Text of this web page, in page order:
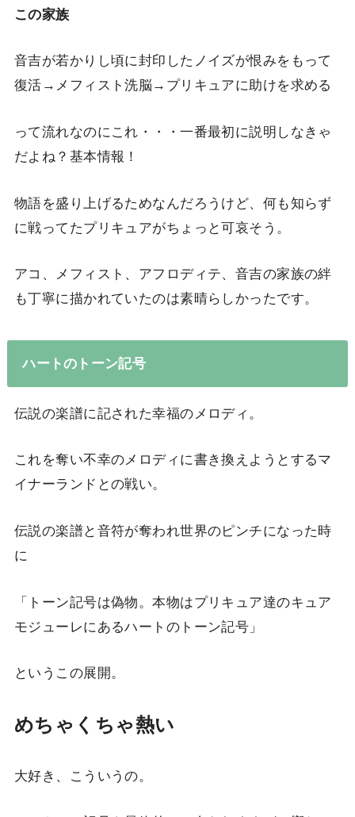
この家族
音吉が若かりし頃に封印したノイズが恨みをもって
復活→メフィスト洗脳→プリキュアに助けを求める
って流れなのにこれ・・・一番最初に説明しなきゃ
だよね？基本情報！
物語を盛り上げるためなんだろうけど、何も知らず
に戦ってたプリキュアがちょっと可哀そう。
アコ、メフィスト、アフロディテ、音吉の家族の絆
も丁寧に描かれていたのは素晴らしかったです。
ハートのトーン記号
伝説の楽譜に記された幸福のメロディ。
これを奪い不幸のメロディに書き換えようとするマ
イナーランドとの戦い。
伝説の楽譜と音符が奪われ世界のピンチになった時
に
「トーン記号は偽物。本物はプリキュア達のキュア
モジューレにあるハートのトーン記号」
というこの展開。
めちゃくちゃ熱い
大好き、こういうの。